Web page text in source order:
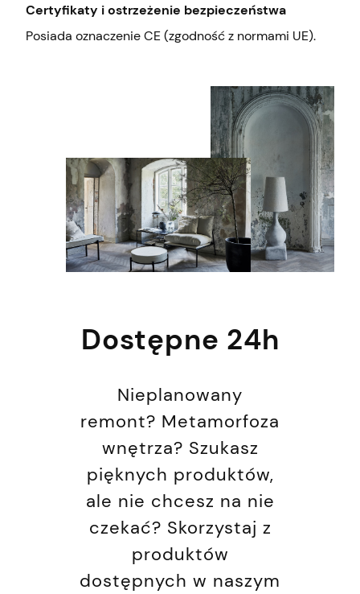
Certyfikaty i ostrzeżenie bezpieczeństwa
Posiada oznaczenie CE (zgodność z normami UE).
Dostępne 24h
Nieplanowany
remont? Metamorfoza
wnętrza? Szukasz
pięknych produktów,
ale nie chcesz na nie
czekać? Skorzystaj z
produktów
dostępnych w naszym